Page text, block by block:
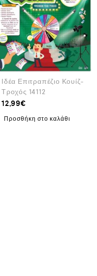
Ιδέα Επιτραπέζιο Κουίζ-
Τροχός 14112
12,99€
Προσθήκη στο καλάθι